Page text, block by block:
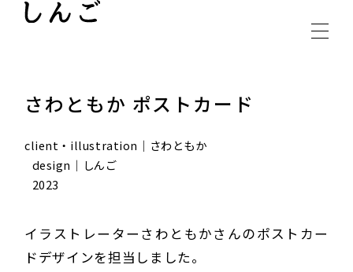
INSTAGRAM
さわともか ポストカード
client・illustration｜さわともか
design｜しんご
2023
イラストレーターさわともかさんのポストカー
ドデザインを担当しました。